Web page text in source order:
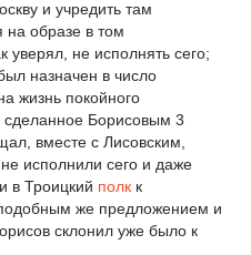
и учредить там
образе в том
уверял, не исполнять сего;
назначен в число
жизнь покойного
Борисовым 3
вместе с Лисовским,
исполнили сего и даже
в Троицкий полк к
же предложением и
склонил уже было к